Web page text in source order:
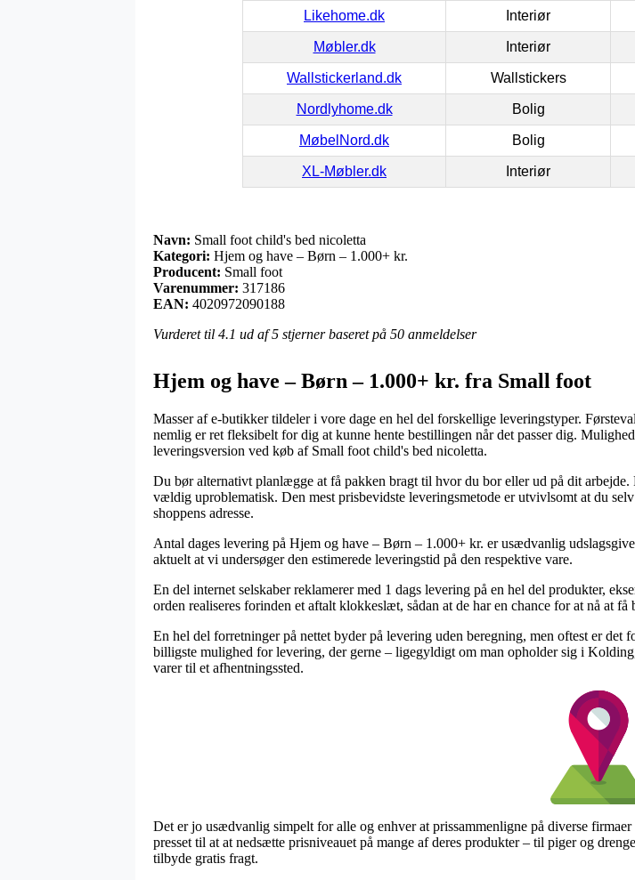
Likehome.dk Interiør
Møbler.dk Interiør
Wallstickerland.dk Wallstickers
Nordlyhome.dk Bolig
MøbelNord.dk Bolig
XL-Møbler.dk Interiør
Navn: Small foot child's bed nicoletta
Kategori: Hjem og have – Børn – 1.000+ kr.
Producent: Small foot
Varenummer: 317186
EAN: 4020972090188
Vurderet til 4.1 ud af 5 stjerner baseret på 50 anmeldelser
Hjem og have – Børn – 1.000+ kr. fra Small foot
Masser af e-butikker tildeler i vore dage en hel del forskellige leveringstyper.
nemlig er ret fleksibelt for dig at kunne hente bestillingen når det passer dig.
leveringsversion ved køb af Small foot child's bed nicoletta.
Du bør alternativt planlægge at få pakken bragt til hvor du bor eller ud på dit
vældig uproblematisk. Den mest prisbevidste leveringsmetode er utvivlsomt at du
shoppens adresse.
Antal dages levering på Hjem og have – Børn – 1.000+ kr. er usædvanlig
aktuelt at vi undersøger den estimerede leveringstid på den respektive vare.
En del internet selskaber reklamerer med 1 dags levering på en hel del produkter,
orden realiseres forinden et aftalt klokkeslæt, sådan at de har en chance for at nå at
En hel del forretninger på nettet byder på levering uden beregning, men oftest er
billigste mulighed for levering, der gerne – ligegyldigt om man opholder sig i
varer til et afhentningssted.
Det er jo usædvanlig simpelt for alle og enhver at prissammenligne på diverse
presset til at at nedsætte prisniveauet på mange af deres produkter – til piger og
tilbyde gratis fragt.